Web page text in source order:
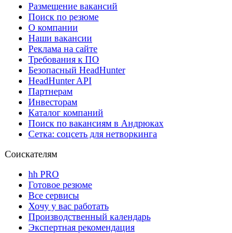
Размещение вакансий
Поиск по резюме
О компании
Наши вакансии
Реклама на сайте
Требования к ПО
Безопасный HeadHunter
HeadHunter API
Партнерам
Инвесторам
Каталог компаний
Поиск по вакансиям в Андрюках
Сетка: соцсеть для нетворкинга
Соискателям
hh PRO
Готовое резюме
Все сервисы
Хочу у вас работать
Производственный календарь
Экспертная рекомендация